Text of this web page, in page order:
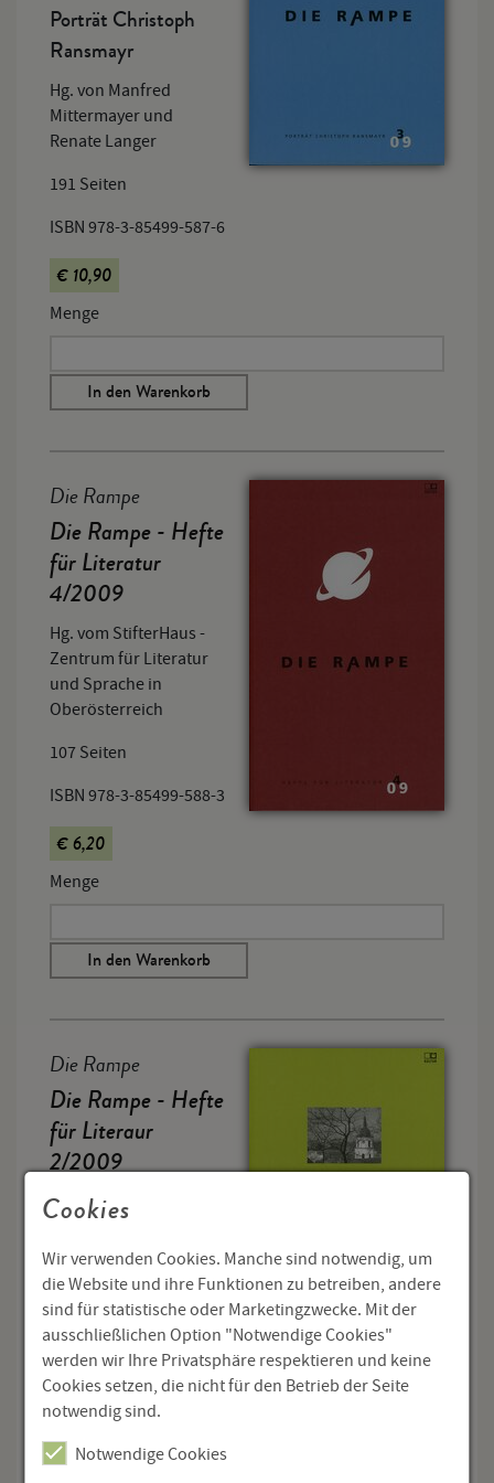
Porträt Christoph
Ransmayr
Hg. von Manfred
Mittermayer und
Renate Langer
191 Seiten
ISBN 978-3-85499-587-6
€ 10,90
Menge
In den Warenkorb
Die Rampe
Die Rampe - Hefte
für Literatur
4/2009
Hg. vom StifterHaus -
Zentrum für Literatur
und Sprache in
Oberösterreich
107 Seiten
ISBN 978-3-85499-588-3
€ 6,20
Menge
In den Warenkorb
Die Rampe
Die Rampe - Hefte
für Literaur
2/2009
Litauen lesen
115 Seiten
ISBN 978-3-85499-586-9
€ 6,20
Menge
Cookies
Wir verwenden Cookies. Manche sind notwendig, um
die Website und ihre Funktionen zu betreiben, andere
sind für statistische oder Marketingzwecke. Mit der
ausschließlichen Option "Notwendige Cookies"
werden wir Ihre Privatsphäre respektieren und keine
Cookies setzen, die nicht für den Betrieb der Seite
notwendig sind.
Notwendige Cookies